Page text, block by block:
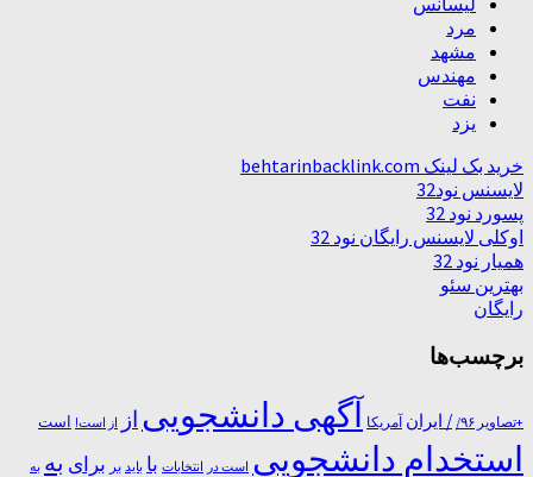
مرد
مشهد
مهندس
نفت
یزد
خرید بک لینک behtarinbacklink.com
لایسنس نود32
پسورد نود 32
اوکلی لایسنس رایگان نود 32
همیار نود 32
بهترین سئو
رایگان
برچسب‌ها
+تصاویر ۹۶/ / ایران آمریکا آگهی دانشجویی از از است! است
استخدام دانشجویی است در انتخابات با باید بر برای به به